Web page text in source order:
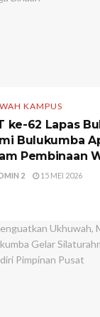
KAMPUS
ke-62 Lapas
Bulukumba
Pembinaan
2 15 MEI 2026